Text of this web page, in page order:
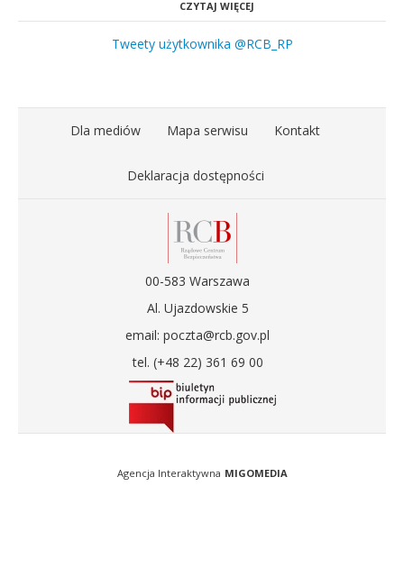
CZYTAJ WIĘCEJ
Tweety użytkownika @RCB_RP
Dla mediów Mapa serwisu Kontakt
Deklaracja dostępności
00-583 Warszawa
Al. Ujazdowskie 5
email: poczta@rcb.gov.pl
tel. (+48 22) 361 69 00
Agencja Interaktywna MIGOMEDIA